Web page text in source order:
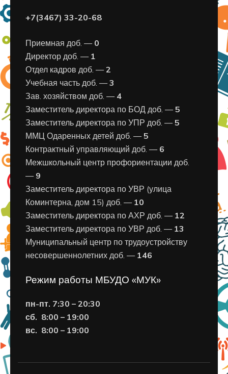
+7(3467) 33-20-68
Приемная доб. — 0
Директор доб. — 1
Отдел кадров доб. —2
Учебная часть доб. —3
Зав. хозяйством доб. — 4
Заместитель директора по БОД доб. —5
Заместитель директора по УПР доб. —5
ММЦ Одаренных детей доб. —5
Контрактный управляющий доб. — 6
Межшкольный центр профориентации доб.
— 9
Заместитель директора по УВР (улица
Коминтерна, дом 15) доб. — 10
Заместитель директора по АХР доб. — 12
Заместитель директора по УВР доб. — 13
Муниципальный центр по трудоустройству
несовершеннолетних доб. — 146
Режим работы МБУДО «МУК»
пн-пт. 7:30 – 20:30
сб. 8:00 – 19:00
вс. 8:00 – 19:00